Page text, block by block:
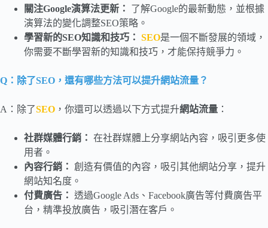
關注Google演算法更新：
了解Google的最新動態，並根據
演算法的變化調整SEO策略。
學習新的SEO知識和技巧： SEO是一個不斷發展的領域，
你需要不斷學習新的知識和技巧，才能保持競爭力。
Q：除了SEO，還有哪些方法可以提升網站流量？
A：除了SEO ，你還可以透過以下方式提升網站流量 ：
社群媒體行銷： 在社群媒體上分享網站內容，吸引更多使
用者。
內容行銷： 創造有價值的內容，吸引其他網站分享，提升
網站知名度。
付費廣告： 透過Google Ads、Facebook廣告等付費廣告平
台，精準投放廣告，吸引潛在客戶。